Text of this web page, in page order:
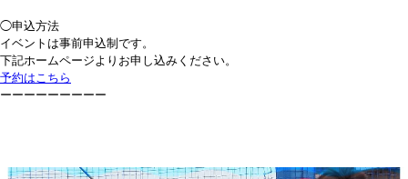
◯申込方法
イベントは事前申込制です。
下記ホームページよりお申し込みください。
予約はこちら
ーーーーーーーーー